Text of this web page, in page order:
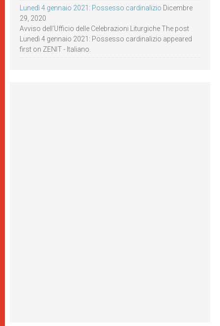
Lunedì 4 gennaio 2021: Possesso cardinalizio Dicembre
29, 2020
Avviso dell’Ufficio delle Celebrazioni Liturgiche The post
Lunedì 4 gennaio 2021: Possesso cardinalizio appeared
first on ZENIT - Italiano.